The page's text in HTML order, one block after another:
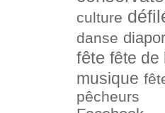
culture
danse
fête fête de
musique
pêcheurs